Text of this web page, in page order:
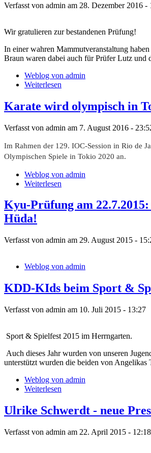
Verfasst von admin am 28. Dezember 2016 -
Wir gratulieren zur bestandenen Prüfung!
In einer wahren Mammutveranstaltung
Braun waren dabei auch für Prüfer Lutz und
Weblog von admin
Weiterlesen
Karate wird olympisch in
Verfasst von admin am 7. August 2016 -
Im Rahmen der 129. IOC-Session in Rio de
Olympischen Spiele in Tokio 2020 an.
Weblog von admin
Weiterlesen
Kyu-Prüfung am
Hüda!
Verfasst von admin am 29. August 2015 -
Weblog von admin
KDD-KIds beim Sport &
Verfasst von admin am 10. Juli 2015 - 13:27
Sport & Spielfest 2015 im Herrngarten.
Auch dieses Jahr wurden von unseren
unterstützt wurden die beiden von
Weblog von admin
Weiterlesen
Ulrike Schwerdt - neue
Verfasst von admin am 22. April 2015 - 12:18